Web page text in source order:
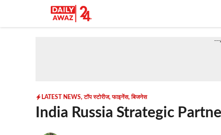
content
---
LATEST NEWS,टॉप स्टोरीज,फाइनेंस,बिजनेस
India Russia Strategic